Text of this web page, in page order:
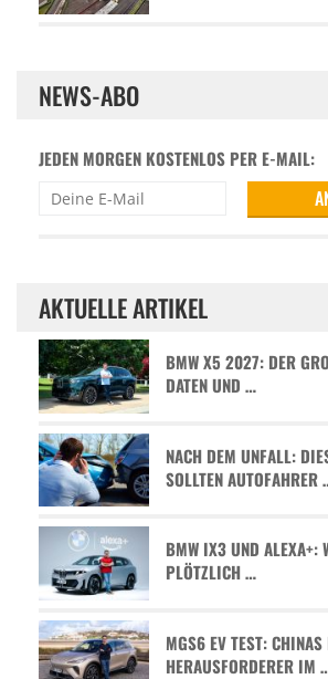
NEWS-ABO
JEDEN MORGEN KOSTENLOS PER E-MAIL:
AKTUELLE ARTIKEL
BMW X5 2027: DER
ATEN UND …
NACH DEM UNFALL:
SOLLTEN AUTOFAHRER
BMW IX3 UND ALEXA+:
PLÖTZLICH …
MGS6 EV TEST: CHINAS
HERAUSFORDERER IM